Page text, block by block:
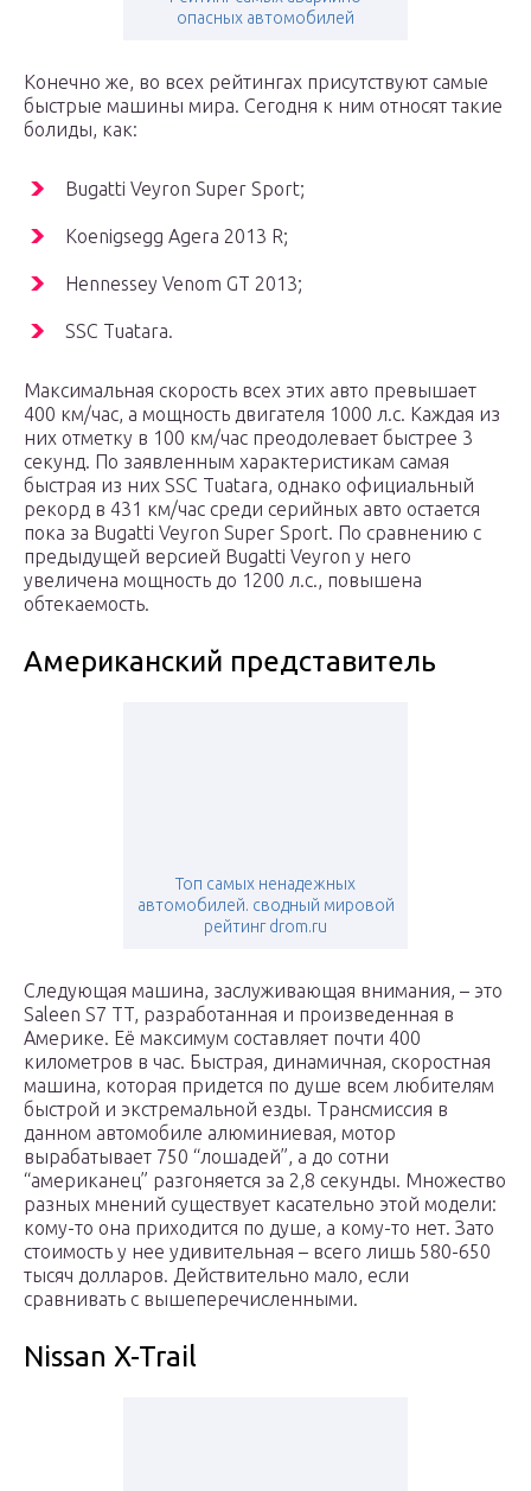
опасных автомобилей
Конечно же, во всех рейтингах присутствуют самые
быстрые машины мира. Сегодня к ним относят такие
болиды, как:
Bugatti Veyron Super Sport;
Koenigsegg Agera 2013 R;
Hennessey Venom GT 2013;
SSC Tuatara.
Максимальная скорость всех этих авто превышает
400 км/час, а мощность двигателя 1000 л.с. Каждая из
них отметку в 100 км/час преодолевает быстрее 3
секунд. По заявленным характеристикам самая
быстрая из них SSC Tuatara, однако официальный
рекорд в 431 км/час среди серийных авто остается
пока за Bugatti Veyron Super Sport. По сравнению с
предыдущей версией Bugatti Veyron у него
увеличена мощность до 1200 л.с., повышена
обтекаемость.
Американский представитель
Топ самых ненадежных
автомобилей. сводный мировой
рейтинг drom.ru
Следующая машина, заслуживающая внимания, – это
Saleen S7 TT, разработанная и произведенная в
Америке. Её максимум составляет почти 400
километров в час. Быстрая, динамичная, скоростная
машина, которая придется по душе всем любителям
быстрой и экстремальной езды. Трансмиссия в
данном автомобиле алюминиевая, мотор
вырабатывает 750 “лошадей”, а до сотни
“американец” разгоняется за 2,8 секунды. Множество
разных мнений существует касательно этой модели:
кому-то она приходится по душе, а кому-то нет. Зато
стоимость у нее удивительная – всего лишь 580-650
тысяч долларов. Действительно мало, если
сравнивать с вышеперечисленными.
Nissan X-Trail